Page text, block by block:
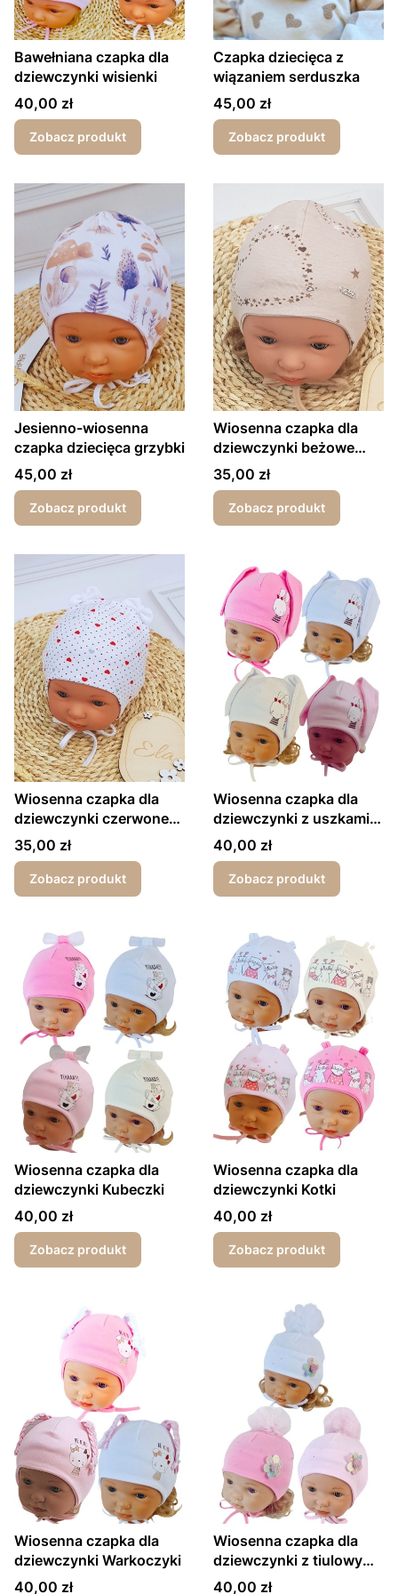
Bawełniana czapka dla
dziewczynki wisienki
Cena
40,00 zł
Zobacz produkt
Czapka dziecięca z
wiązaniem serduszka
Cena
45,00 zł
Zobacz produkt
Jesienno-wiosenna
czapka dziecięca grzybki
Cena
45,00 zł
Zobacz produkt
Wiosenna czapka dla
dziewczynki beżowe
serduszka
Cena
35,00 zł
Zobacz produkt
Wiosenna czapka dla
dziewczynki czerwone
serduszka rozm. 40/42
Cena
35,00 zł
Zobacz produkt
Wiosenna czapka dla
dziewczynki z uszkami
królika
Cena
40,00 zł
Zobacz produkt
Wiosenna czapka dla
dziewczynki Kubeczki
Cena
40,00 zł
Zobacz produkt
Wiosenna czapka dla
dziewczynki Kotki
Cena
40,00 zł
Zobacz produkt
Wiosenna czapka dla
dziewczynki Warkoczyki
Cena
40,00 zł
Wiosenna czapka dla
dziewczynki z tiulowym
pomponem
Cena
40,00 zł